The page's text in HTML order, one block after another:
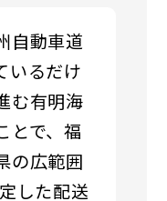
自動車道
いるだけ
む有明海
とで、福
の広範囲
した配送